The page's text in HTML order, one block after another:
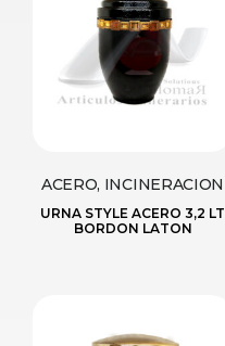
ACERO, INCINERACION
URNA STYLE ACERO 3,2 LT
BORDON LATON